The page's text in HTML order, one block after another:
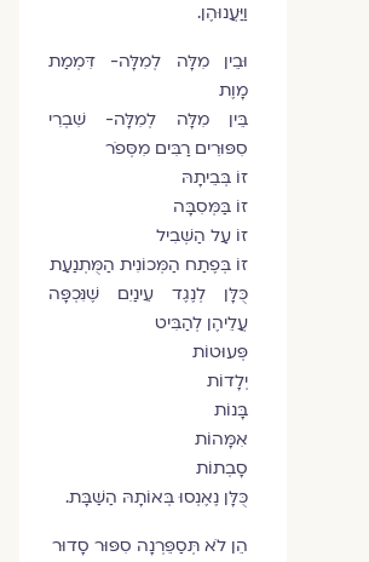
וַיַּעֲנוּהֶן.
וּבֵין מִלָּה לְמִלָּה- דִּמְמַת
מָוֶת
בֵּין מִלָּה לְמִלָּה- שִׁבְרִי
סִפּוּרִים רַבִּים מִסְּפֹר
זוֹ בְּבֵיתָהּ
זוֹ בַּמְּסִבָּה
זוֹ עַל הַשְּׁבִיל
זוֹ בְּפֶתַח הַמְּכוֹנִית הַמֻּתְנַעַת
כֻּלָּן לְנֶגֶד עֵינַיִם שֶׁנִּכְפָּה
עֲלֵיהֶן לְהַבִּיט
פְּעוּטוֹת
יְלָדוֹת
בָּנוֹת
אִמָּהוֹת
סָבְתוֹת
כֻּלָּן נֶאֶנְסוּ בְּאוֹתָהּ הַשַּׁבָּת.
הֵן לֹא תְּסַפֵּרְנָה סִפּוּר סָדוּר